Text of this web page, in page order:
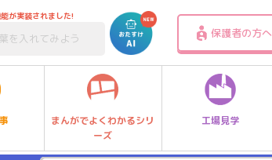
が実装されました!
保護者の方へ
まんがでよくわかるシリ
ーズ
工場見学